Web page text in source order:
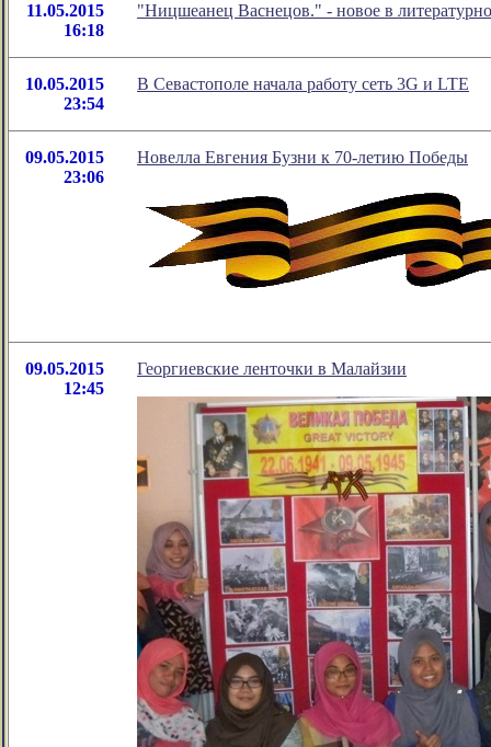
11.05.2015
16:18
"Ницшеанец Васнецов." - новое в
10.05.2015
23:54
В Севастополе начала работу сеть 3G и LTE
09.05.2015
23:06
Новелла Евгения Бузни к 70-летию Победы
09.05.2015
12:45
Георгиевские ленточки в Малайзии